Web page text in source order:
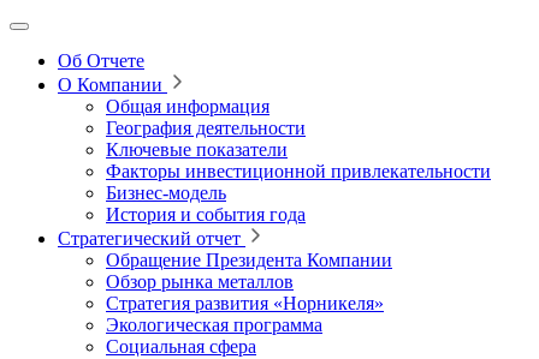
Об Отчете
О Компании
Общая информация
География деятельности
Ключевые показатели
Факторы инвестиционной привлекательности
Бизнес-модель
История и события года
Стратегический отчет
Обращение Президента Компании
Обзор рынка металлов
Стратегия развития «Норникеля»
Экологическая программа
Социальная сфера